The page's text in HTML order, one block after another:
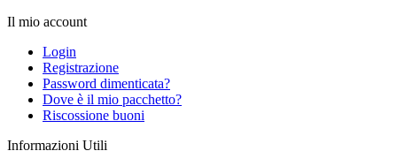
Il mio account
Login
Registrazione
Password dimenticata?
Dove è il mio pacchetto?
Riscossione buoni
Informazioni Utili